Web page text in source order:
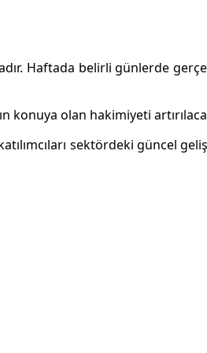
Haftada belirli günlerde
konuya olan hakimiyeti
sektördeki güncel